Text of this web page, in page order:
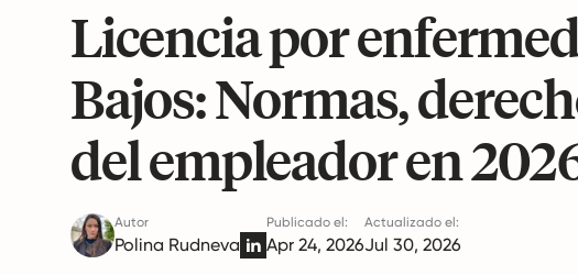
Licencia por
Bajos: Normas,
del empleador en
Autor
Polina Rudneva
Publicado el:
Apr 24, 2026
Actualizado el:
Jul 30, 2026